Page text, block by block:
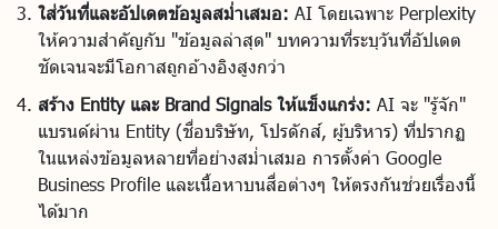
ใส่วันที่และอัปเดตข้อมูลสม่ำเสมอ: AI โดยเฉพาะ Perplexity
ให้ความสำคัญกับ "ข้อมูลล่าสุด" บทความที่ระบุวันที่อัปเดต
ชัดเจนจะมีโอกาสถูกอ้างอิงสูงกว่า
สร้าง Entity และ Brand Signals ให้แข็งแกร่ง: AI จะ "รู้จัก"
แบรนด์ผ่าน Entity (ชื่อบริษัท, โปรดักส์, ผู้บริหาร) ที่ปรากฏ
ในแหล่งข้อมูลหลายที่อย่างสม่ำเสมอ การตั้งค่า Google
Business Profile และเนื้อหาบนสื่อต่างๆ ให้ตรงกันช่วยเรื่องนี้
ได้มาก